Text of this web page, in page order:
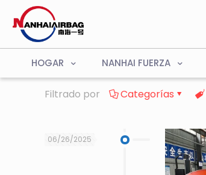
HOGAR NANHAI FUERZA
Filtrado por Categorías
06/26/2025